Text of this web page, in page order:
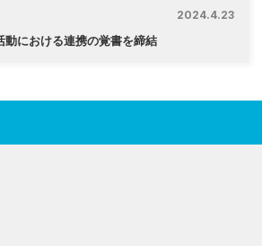
2024.4.23
動における連携の覚書を締結